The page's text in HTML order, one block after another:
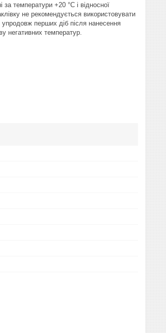
температури +20 °C і відносної
не рекомендується використовувати
упродовж перших діб після нанесення
негативних температур.